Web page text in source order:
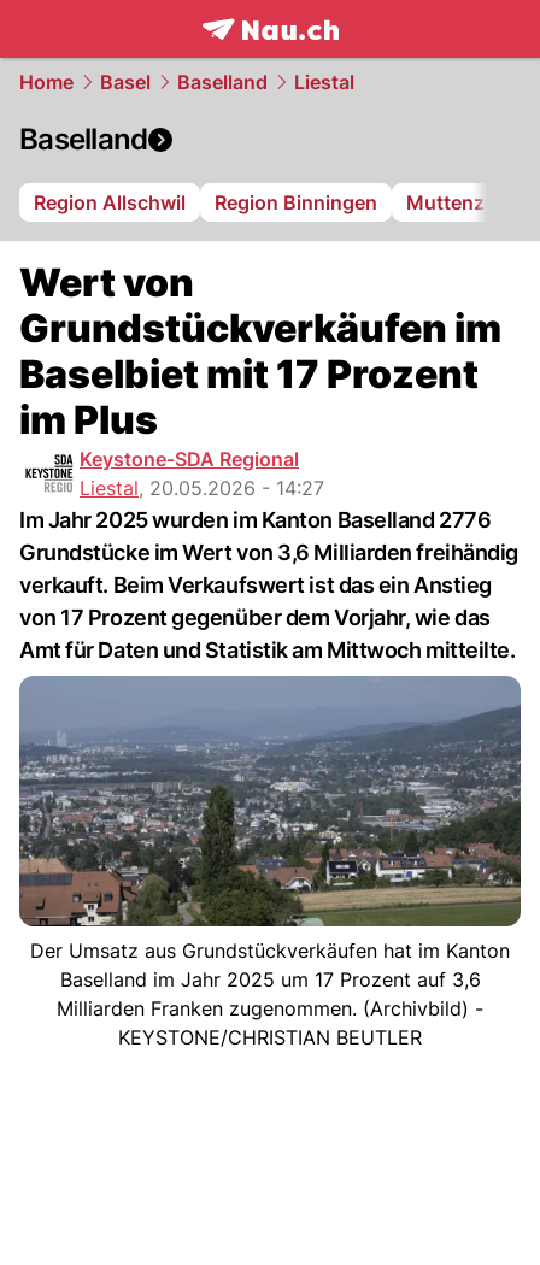
frontpage.NAU.ch
Home Basel Baselland Liestal
Baselland
Region Allschwil Region Binningen Muttenz
Wert von
Grundstückverkäufen im
Baselbiet mit 17 Prozent
im Plus
Keystone-SDA Regional
Liestal, 20.05.2026 - 14:27
Im Jahr 2025 wurden im Kanton Baselland 2776
Grundstücke im Wert von 3,6 Milliarden freihändig
verkauft. Beim Verkaufswert ist das ein Anstieg
von 17 Prozent gegenüber dem Vorjahr, wie das
Amt für Daten und Statistik am Mittwoch mitteilte.
Der Umsatz aus Grundstückverkäufen hat im Kanton
Baselland im Jahr 2025 um 17 Prozent auf 3,6
Milliarden Franken zugenommen. (Archivbild) -
KEYSTONE/CHRISTIAN BEUTLER